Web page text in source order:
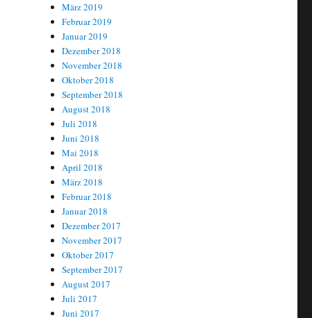
März 2019
Februar 2019
Januar 2019
Dezember 2018
November 2018
Oktober 2018
September 2018
August 2018
Juli 2018
Juni 2018
Mai 2018
April 2018
März 2018
Februar 2018
Januar 2018
Dezember 2017
November 2017
Oktober 2017
September 2017
August 2017
Juli 2017
Juni 2017